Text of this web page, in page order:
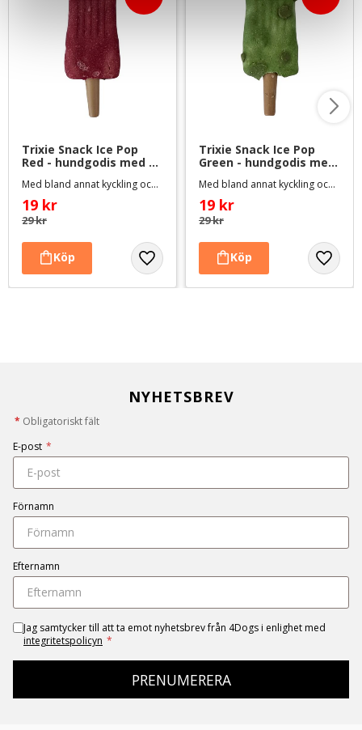
Trixie Snack Ice Pop
Red - hundgodis med
Med bland annat kyckling och blåbär, ca 55 g
19 kr
29kr
Trixie Snack Ice Pop
Green - hundgodis med
Med bland annat kyckling och äpple, ca 55 g
19 kr
29kr
NYHETSBREV
* Obligatoriskt fält
E-post *
Förnamn
Efternamn
Jag samtycker till att ta emot nyhetsbrev från 4Dogs i enlighet med
integritetspolicyn *
PRENUMERERA